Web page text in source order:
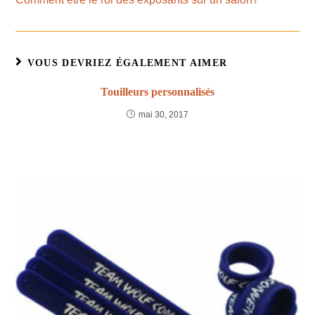
VOUS DEVRIEZ ÉGALEMENT AIMER
Touilleurs personnalisés
mai 30, 2017